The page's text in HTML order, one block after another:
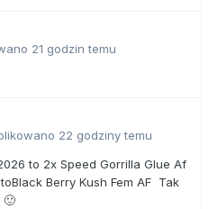
21 godzin temu
22 godziny temu
to 2x Speed Gorrilla Glue Af
Berry Kush Fem AF Tak
🙂